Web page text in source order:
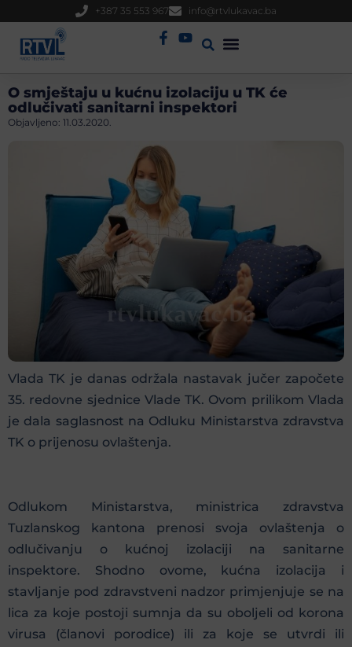
+387 35 553 967 info@rtvlukavac.ba
O smještaju u kućnu izolaciju u TK će
odlučivati sanitarni inspektori
Objavljeno: 11.03.2020.
Vlada TK je danas održala nastavak jučer započete
35. redovne sjednice Vlade TK. Ovom prilikom Vlada
je dala saglasnost na Odluku Ministarstva zdravstva
TK o prijenosu ovlaštenja.
Odlukom Ministarstva, ministrica zdravstva
Tuzlanskog kantona prenosi svoja ovlaštenja o
odlučivanju o kućnoj izolaciji na sanitarne
inspektore. Shodno ovome, kućna izolacija i
stavljanje pod zdravstveni nadzor primjenjuje se na
lica za koje postoji sumnja da su oboljeli od korona
virusa (članovi porodice) ili za koje se utvrdi ili